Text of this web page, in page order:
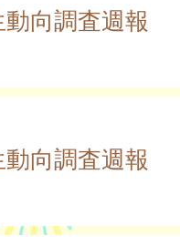
向調査週報
向調査週報